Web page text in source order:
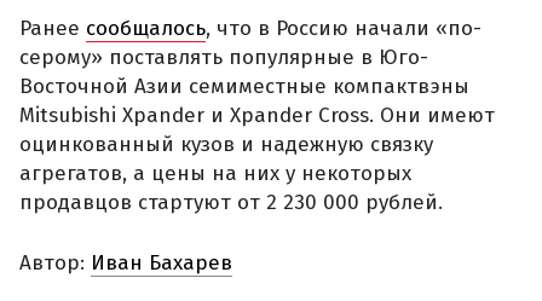
Ранее сообщалось, что в Россию начали «по-
серому» поставлять популярные в Юго-
Восточной Азии семиместные компактвэны
Mitsubishi Xpander и Xpander Cross. Они имеют
оцинкованный кузов и надежную связку
агрегатов, а цены на них у некоторых
продавцов стартуют от 2 230 000 рублей.
Автор: Иван Бахарев